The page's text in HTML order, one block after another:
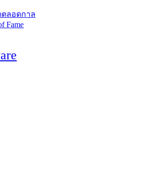
ตลอดกาล
Fame